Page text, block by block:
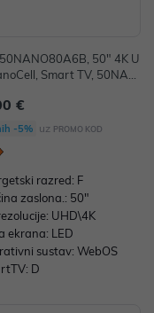
50" 4K U
Smart TV, 50NAN
€
-5% uz PROMO KOD
razred: F
zaslona.: 50"
UHD\4K
ekrana: LED
sustav: WebOS
D